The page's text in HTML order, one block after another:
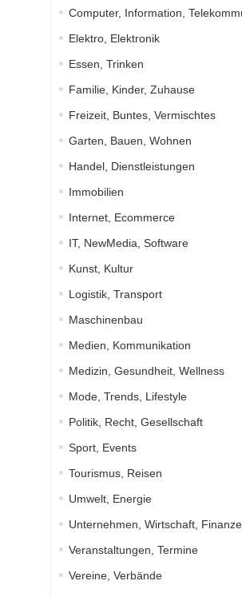
Computer, Information,
Elektro, Elektronik
Essen, Trinken
Familie, Kinder, Zuhause
Freizeit, Buntes, Vermischtes
Garten, Bauen, Wohnen
Handel, Dienstleistungen
Immobilien
Internet, Ecommerce
IT, NewMedia, Software
Kunst, Kultur
Logistik, Transport
Maschinenbau
Medien, Kommunikation
Medizin, Gesundheit, Wellness
Mode, Trends, Lifestyle
Politik, Recht, Gesellschaft
Sport, Events
Tourismus, Reisen
Umwelt, Energie
Unternehmen, Wirtschaft,
Veranstaltungen, Termine
Vereine, Verbände